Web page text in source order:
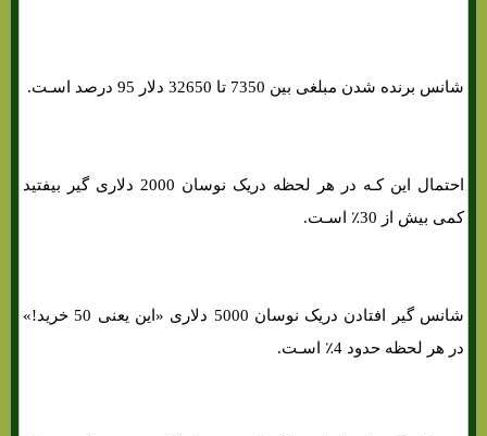
شانس برنده شدن مبلغی بین 7350 تا 32650 دلار 95 درصد اسـت.
احتمال این کـه در هر لحظه دریک نوسان 2000 دلاری گیر بیفتید
کمی بیش از 30٪ اسـت.
شانس گیر افتادن دریک نوسان 5000 دلاری «این یعنی 50 خرید!»
در هر لحظه حدود 4٪ اسـت.